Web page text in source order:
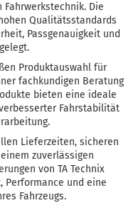
Die
Qualitätsstandards
Passgenauigkeit und
Produktauswahl für
fachkundigen Beratung
bieten eine ideale
Fahrstabilität
Lieferzeiten, sicheren
zuverlässigen
von TA Technix
Performance und eine
Fahrzeugs.